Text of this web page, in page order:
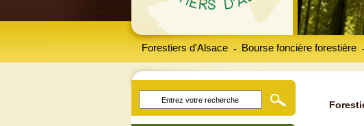
Forestiers d'Alsace Bourse foncière forestière
- -